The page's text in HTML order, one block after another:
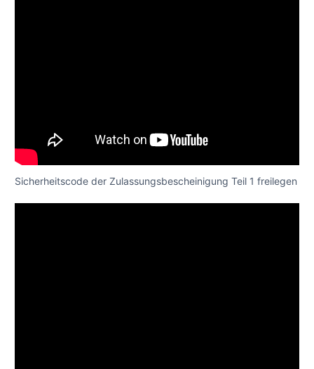
Sicherheitscode der Zulassungsbescheinigung Teil 1 freilegen